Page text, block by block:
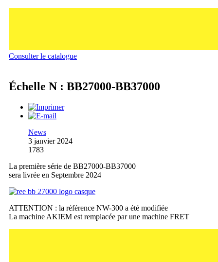
Consulter le catalogue
Échelle N : BB27000-BB37000
News
3 janvier 2024
1783
La première série de BB27000-BB37000
sera livrée en Septembre 2024
ATTENTION : la référence NW-300 a été modifiée
La machine AKIEM est remplacée par une machine FRET